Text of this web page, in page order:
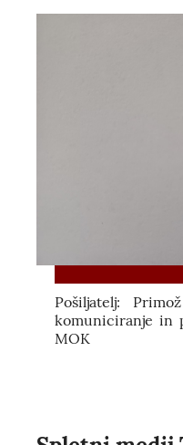
Pošiljatelj:
komuniciranje in
MOK